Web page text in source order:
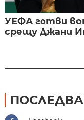
УЕФА готви
срещу Джани